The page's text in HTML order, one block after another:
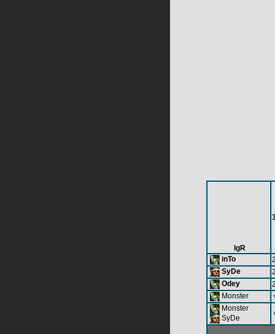
lgR
inTo
SyDe
Odey
Monster
Monster
SyDe